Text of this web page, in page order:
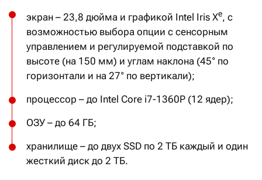
экран – 23,8 дюйма и графикой Intel Iris Xe, с
возможностью выбора опции с сенсорным
управлением и регулируемой подставкой по
высоте (на 150 мм) и углам наклона (45° по
горизонтали и на 27° по вертикали);
процессор – до Intel Core i7-1360P (12 ядер);
ОЗУ – до 64 ГБ;
хранилище – до двух SSD по 2 ТБ каждый и один
жесткий диск до 2 ТБ.